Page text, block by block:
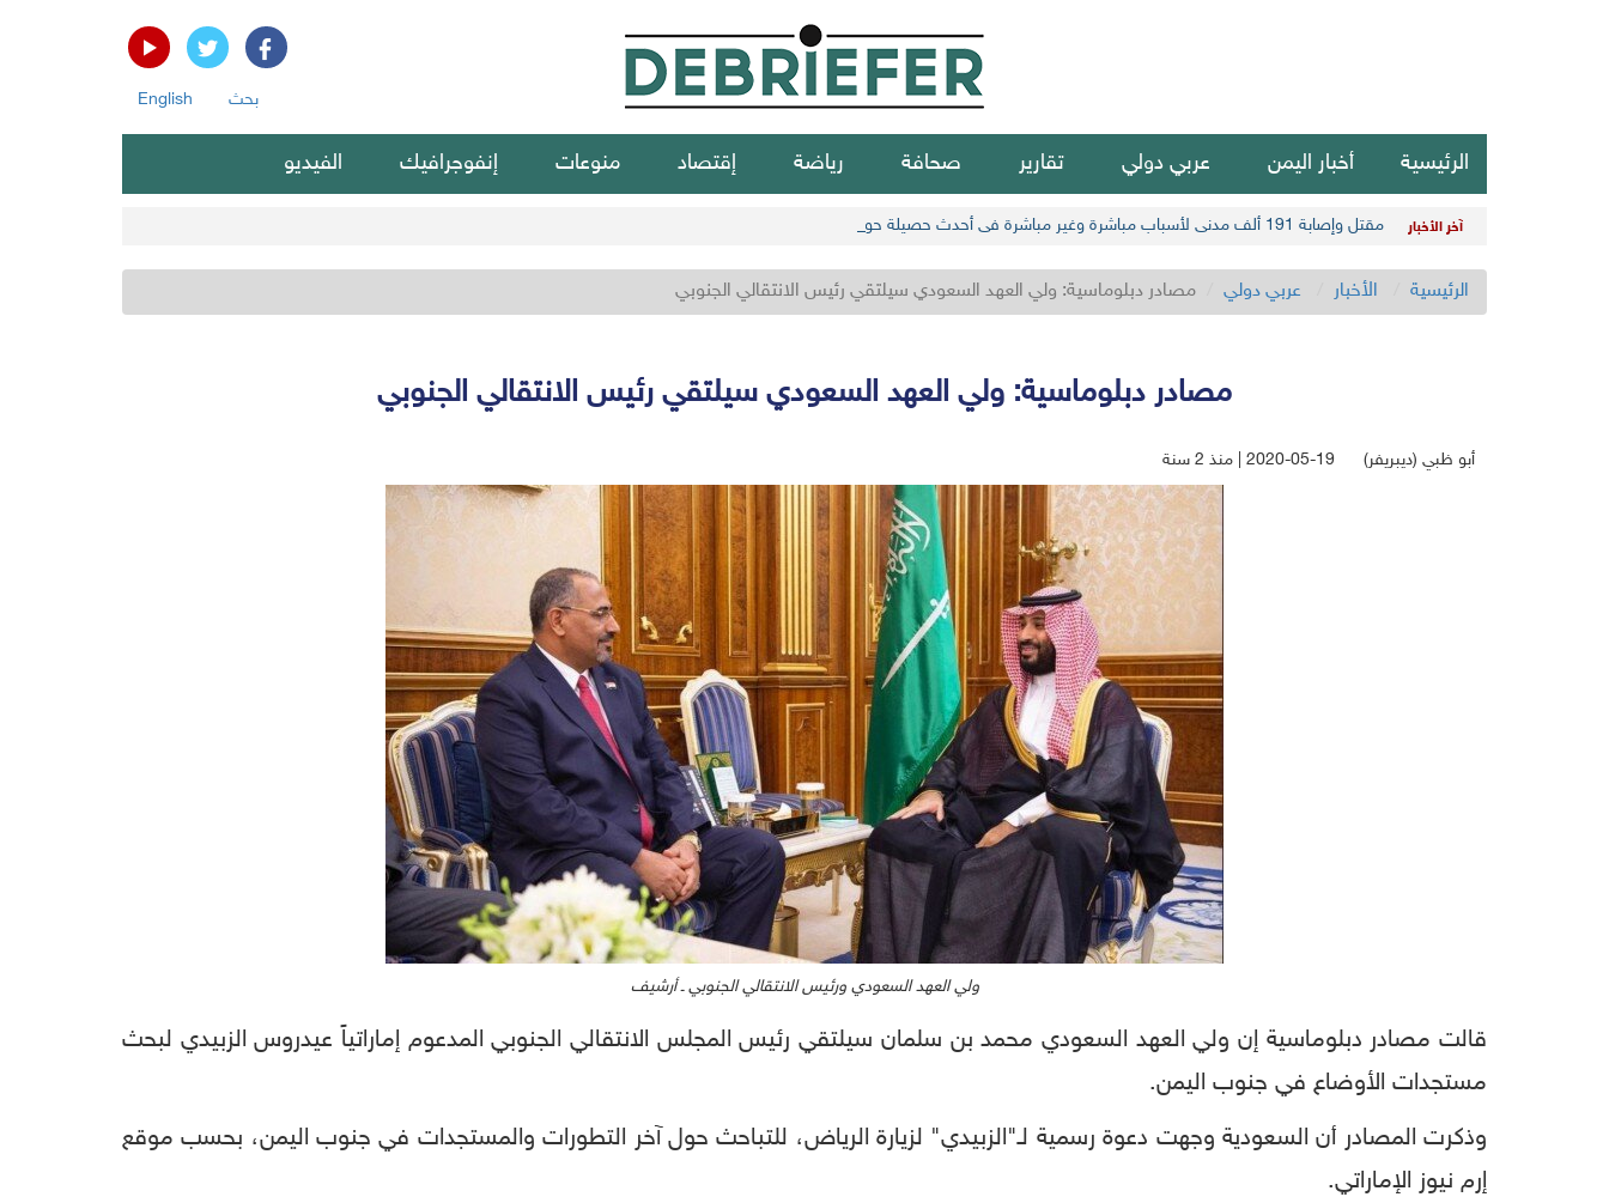
بحث English
الرئيسية أخبار اليمن عربي دولي تقارير صحافة رياضة إقتصاد منوعات إنفوجرافيك الفيديو
آخر الأخبار مقتل وإصابة 191 ألف مدني لأسباب مباشرة وغير مباشرة في أحدث حصيلة حوثية
الرئيسية الأخبار عربي دولي مصادر دبلوماسية: ولي العهد السعودي سيلتقي رئيس الانتقالي الجنوبي
مصادر دبلوماسية: ولي العهد السعودي سيلتقي رئيس الانتقالي الجنوبي
أبو ظبي (ديبريفر) 2020-05-19 | منذ 2 سنة
ولي العهد السعودي ورئيس الانتقالي الجنوبي ـ أرشيف
قالت مصادر دبلوماسية إن ولي العهد السعودي محمد بن سلمان سيلتقي رئيس المجلس الانتقالي الجنوبي المدعوم إماراتياً عيدروس الزبيدي لبحث
مستجدات الأوضاع في جنوب اليمن.
وذكرت المصادر أن السعودية وجهت دعوة رسمية لـ"الزبيدي" لزيارة الرياض، للتباحث حول آخر التطورات والمستجدات في جنوب اليمن، بحسب موقع
إرم نيوز الإماراتي.